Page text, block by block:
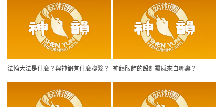
法輪大法是什麼？與神韻有什麼聯繫？ 神韻服飾的設計靈感來自哪裏？